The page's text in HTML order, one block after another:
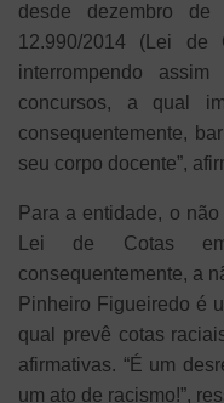
desde dezembro
12.990/2014 (Lei de
interrompendo
concursos, a qual
consequentemente,
seu corpo docente”,
Para a entidade, o
Lei de Cotas
consequentemente, a
Pinheiro Figueiredo é
qual prevê cotas
afirmativas. “É um
um ato de racismo!”,